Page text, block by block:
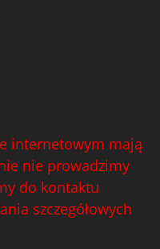
internetowym mają
nie prowadzimy
do kontaktu
szczegółowych